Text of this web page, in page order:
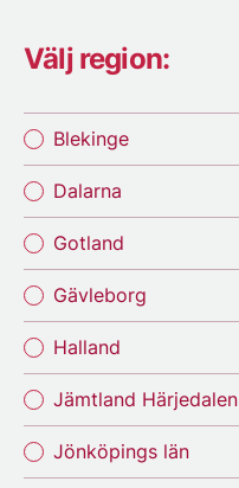
Välj region:
Blekinge
Dalarna
Gotland
Gävleborg
Halland
Jämtland Härjedalen
Jönköpings län